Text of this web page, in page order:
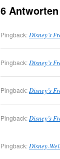
6
Pingback:Disney’s
Pingback:Disney’s
Pingback:Disney’s
Pingback:Disney’s
Pingback:Disney-